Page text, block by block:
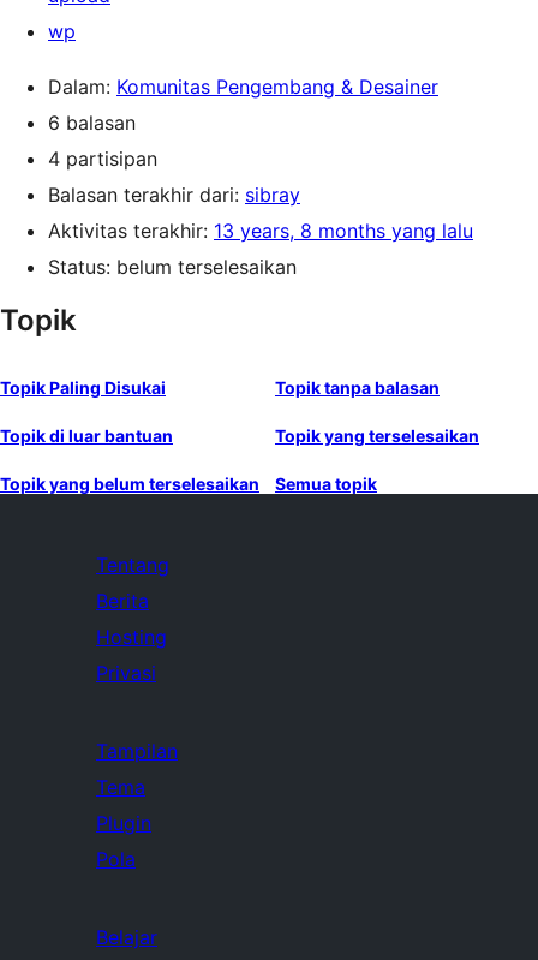
wp
Dalam: Komunitas Pengembang & Desainer
6 balasan
4 partisipan
Balasan terakhir dari: sibray
Aktivitas terakhir: 13 years, 8 months yang lalu
Status: belum terselesaikan
Topik
Topik Paling Disukai Topik tanpa balasan
Topik di luar bantuan Topik yang terselesaikan
Topik yang belum terselesaikan Semua topik
Tentang
Berita
Hosting
Privasi
Tampilan
Tema
Plugin
Pola
Belajar